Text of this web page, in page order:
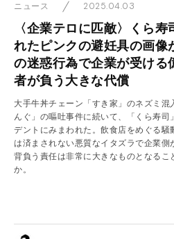
ニュース 2025.04.03
〈企業テロに匹敵〉くら
れたピンクの避妊具の画
の迷惑行為で企業が受ける
者が負う大きな代償
大手牛丼チェーン「すき家」のネズミ混
んぐ」の嘔吐事件に続いて、「くら寿
デントにみまわれた。飲食店をめぐる
は済まされない悪質なイタズラで企業
背負う責任は非常に大きなものとなるこ
か。